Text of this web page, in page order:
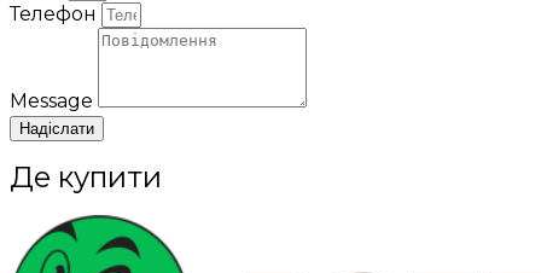
Телефон
Message
Надіслати
Де купити